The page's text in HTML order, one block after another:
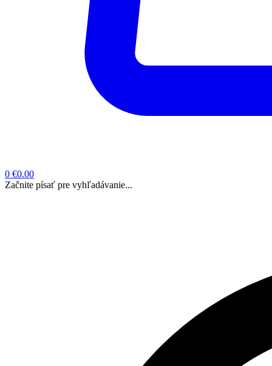
0 €0.00
Začnite písať pre vyhľadávanie...